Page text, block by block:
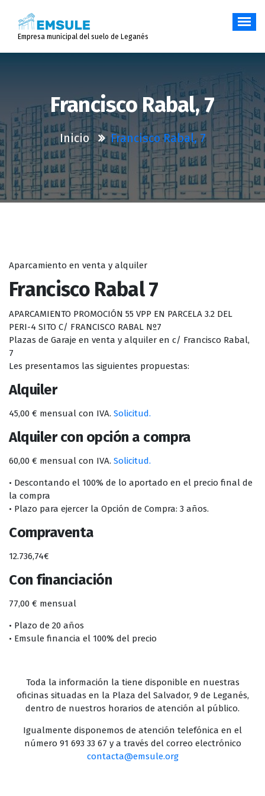
contenido
Empresa municipal del suelo de Leganés
Francisco Rabal, 7
Inicio Francisco Rabal, 7
Aparcamiento en venta y alquiler
Francisco Rabal 7
APARCAMIENTO PROMOCIÓN 55 VPP EN PARCELA 3.2 DEL
PERI-4 SITO C/ FRANCISCO RABAL Nº7
Plazas de Garaje en venta y alquiler en c/ Francisco Rabal,
7
Les presentamos las siguientes propuestas:
Alquiler
45,00 € mensual con IVA. Solicitud.
Alquiler con opción a compra
60,00 € mensual con IVA. Solicitud.
• Descontando el 100% de lo aportado en el precio final de
la compra
• Plazo para ejercer la Opción de Compra: 3 años.
Compraventa
12.736,74€
Con financiación
77,00 € mensual
• Plazo de 20 años
• Emsule financia el 100% del precio
Toda la información la tiene disponible en nuestras
oficinas situadas en la Plaza del Salvador, 9 de Leganés,
dentro de nuestros horarios de atención al público.
Igualmente disponemos de atención telefónica en el
número 91 693 33 67 y a través del correo electrónico
contacta@emsule.org